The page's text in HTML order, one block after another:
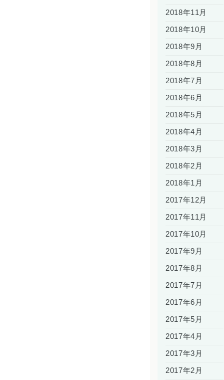
2018年11月
2018年10月
2018年9月
2018年8月
2018年7月
2018年6月
2018年5月
2018年4月
2018年3月
2018年2月
2018年1月
2017年12月
2017年11月
2017年10月
2017年9月
2017年8月
2017年7月
2017年6月
2017年5月
2017年4月
2017年3月
2017年2月